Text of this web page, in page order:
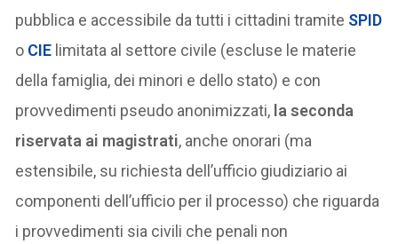
pubblica e accessibile da tutti i cittadini tramite SPID
o CIE limitata al settore civile (escluse le materie
della famiglia, dei minori e dello stato) e con
provvedimenti pseudo anonimizzati, la seconda
riservata ai magistrati, anche onorari (ma
estensibile, su richiesta dell’ufficio giudiziario ai
componenti dell’ufficio per il processo) che riguarda
i provvedimenti sia civili che penali non